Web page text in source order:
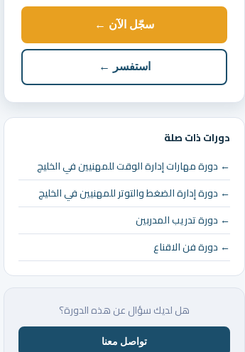
سجّل الآن ←
استفسر ←
دورات ذات صلة
← دورة مهارات إدارة الوقت للمهنيين في الخليج
← دورة إدارة الضغط والتوتر للمهنيين في الخليج
← دورة تدريب المدربين
← دورة فن الاقناع
هل لديك سؤال عن هذه الدورة؟
تواصل معنا